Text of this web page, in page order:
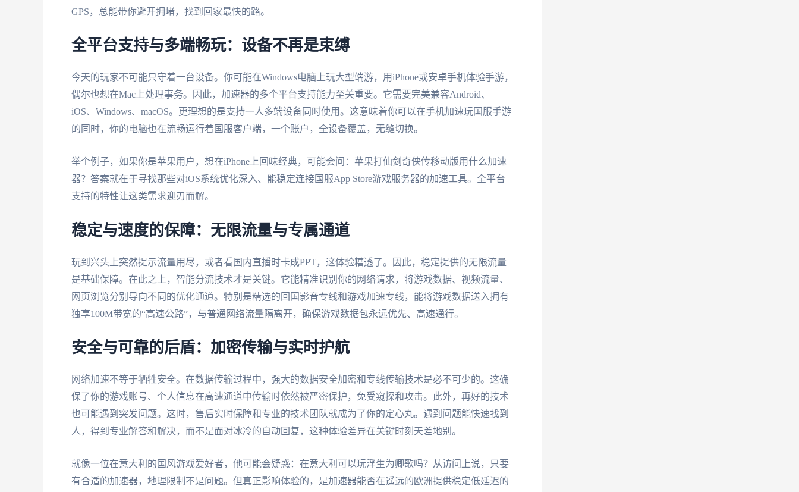
GPS，总能带你避开拥堵，找到回家最快的路。
全平台支持与多端畅玩：设备不再是束缚
今天的玩家不可能只守着一台设备。你可能在Windows电脑上玩大型端游，用iPhone或安卓手机体验手游，
偶尔也想在Mac上处理事务。因此，加速器的多个平台支持能力至关重要。它需要完美兼容Android、
iOS、Windows、macOS。更理想的是支持一人多端设备同时使用。这意味着你可以在手机加速玩国服手游
的同时，你的电脑也在流畅运行着国服客户端，一个账户，全设备覆盖，无缝切换。
举个例子，如果你是苹果用户，想在iPhone上回味经典，可能会问：苹果打仙剑奇侠传移动版用什么加速
器？答案就在于寻找那些对iOS系统优化深入、能稳定连接国服App Store游戏服务器的加速工具。全平台
支持的特性让这类需求迎刃而解。
稳定与速度的保障：无限流量与专属通道
玩到兴头上突然提示流量用尽，或者看国内直播时卡成PPT，这体验糟透了。因此，稳定提供的无限流量
是基础保障。在此之上，智能分流技术才是关键。它能精准识别你的网络请求，将游戏数据、视频流量、
网页浏览分别导向不同的优化通道。特别是精选的回国影音专线和游戏加速专线，能将游戏数据送入拥有
独享100M带宽的“高速公路”，与普通网络流量隔离开，确保游戏数据包永远优先、高速通行。
安全与可靠的后盾：加密传输与实时护航
网络加速不等于牺牲安全。在数据传输过程中，强大的数据安全加密和专线传输技术是必不可少的。这确
保了你的游戏账号、个人信息在高速通道中传输时依然被严密保护，免受窥探和攻击。此外，再好的技术
也可能遇到突发问题。这时，售后实时保障和专业的技术团队就成为了你的定心丸。遇到问题能快速找到
人，得到专业解答和解决，而不是面对冰冷的自动回复，这种体验差异在关键时刻天差地别。
就像一位在意大利的国风游戏爱好者，他可能会疑惑：在意大利可以玩浮生为卿歌吗？从访问上说，只要
有合适的加速器，地理限制不是问题。但真正影响体验的，是加速器能否在遥远的欧洲提供稳定低延迟的